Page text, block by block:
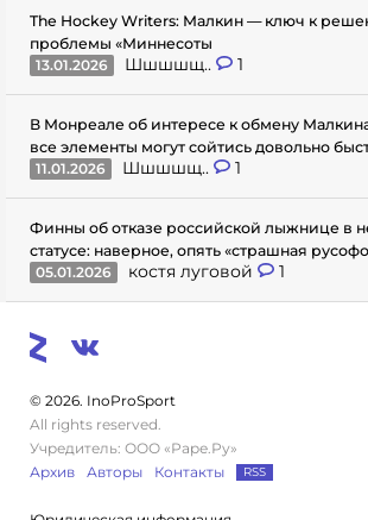
The Hockey Writers: Малкин — ключ к
проблемы «Миннесоты
13.01.2026
Шшшшщ.. 1
В Монреале об интересе к обмену
все элементы могут сойтись довольно
11.01.2026
Шшшшщ.. 1
Финны об отказе российской лыжнице в
статусе: наверное, опять «страшная
05.01.2026
костя луговой 1
© 2026. InoProSport
All rights reserved.
Учредитель: ООО «Раре.Ру»
Архив
Авторы Контакты RSS